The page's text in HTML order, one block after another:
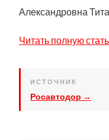
Александровна
Читать полную
ИСТОЧНИК
Росавтодор →